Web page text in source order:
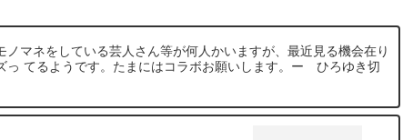
ノマネをしている芸人さん等が何人かいますが、最近見る機会在り
っ てるようです。たまにはコラボお願いします。ー ひろゆき切